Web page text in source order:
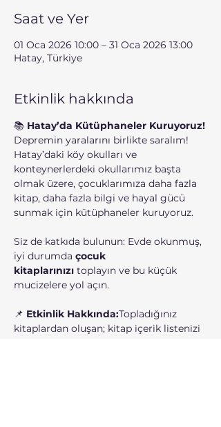
Saat ve Yer
01 Oca 2026 10:00 – 31 Oca 2026 13:00
Hatay, Türkiye
Etkinlik hakkında
📚 Hatay’da Kütüphaneler Kuruyoruz!
Depremin yaralarını birlikte saralım!
Hatay’daki köy okulları ve
konteynerlerdeki okullarımız başta
olmak üzere, çocuklarımıza daha fazla
kitap, daha fazla bilgi ve hayal gücü
sunmak için kütüphaneler kuruyoruz.
Siz de katkıda bulunun: Evde okunmuş,
iyi durumda çocuk
kitaplarınızı toplayın ve bu küçük
mucizelere yol açın.
📌 Etkinlik Hakkında:Topladığınız
kitaplardan oluşan; kitap içerik listenizi